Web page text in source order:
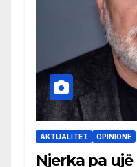
AKTUALITET OPINIONE
Njerka pa ujë